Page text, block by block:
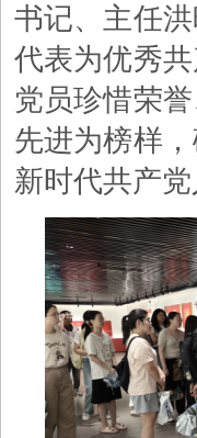
书记、主任
代表为优秀
党员珍惜荣
先进为榜样
新时代共产党